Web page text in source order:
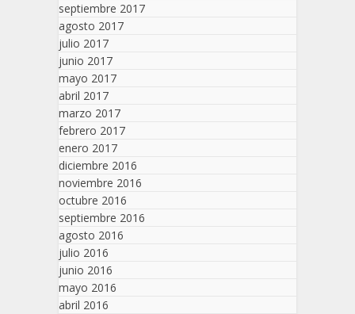
septiembre 2017
agosto 2017
julio 2017
junio 2017
mayo 2017
abril 2017
marzo 2017
febrero 2017
enero 2017
diciembre 2016
noviembre 2016
octubre 2016
septiembre 2016
agosto 2016
julio 2016
junio 2016
mayo 2016
abril 2016